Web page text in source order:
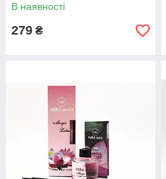
В наявності
279 ₴